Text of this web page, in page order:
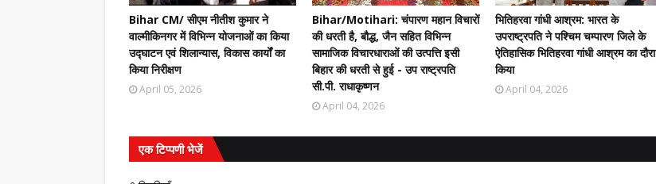
Bihar CM/ सीएम नीतीश कुमार ने
वाल्मीकिनगर में विभिन्न योजनाओं का किया
उद्घाटन एवं शिलान्यास, विकास कार्यों का
किया निरीक्षण
April 05, 2026
Bihar/Motihari: चंपारण महान विचारों
की धरती है, बौद्ध, जैन सहित विभिन्न
सामाजिक विचारधाराओं की उत्पत्ति इसी
बिहार की धरती से हुई - उप राष्ट्रपति
सी.पी. राधाकृष्णन
April 04, 2026
भितिहरवा गांधी आश्रम: भारत के
उपराष्ट्रपति ने पश्चिम चम्पारण जिले के
ऐतिहासिक भितिहरवा गांधी आश्रम का दौरा
किया
April 04, 2026
एक टिप्पणी भेजें